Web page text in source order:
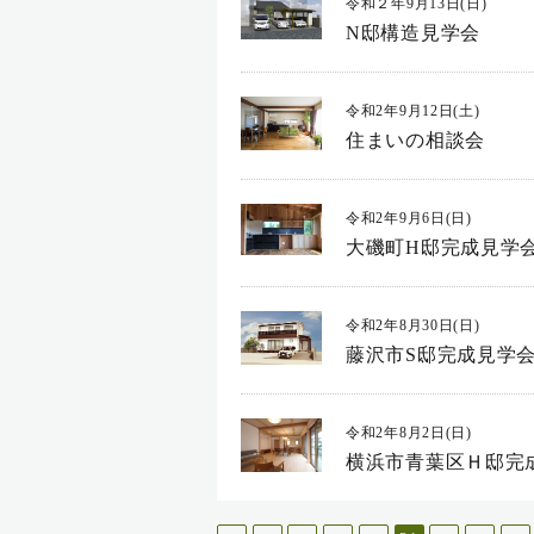
令和２年9月13日(日)
N邸構造見学会
令和2年9月12日(土)
住まいの相談会
令和2年9月6日(日)
大磯町H邸完成見学
令和2年8月30日(日)
藤沢市S邸完成見学会
令和2年8月2日(日)
横浜市青葉区Ｈ邸完